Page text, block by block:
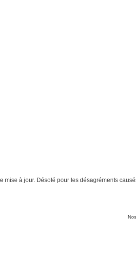
mise à jour. Désolé pour les désagréments